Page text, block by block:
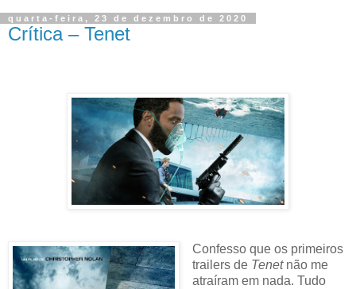
quarta-feira, 23 de dezembro de 2020
Crítica – Tenet
Confesso que os primeiros
trailers de Tenet não me
atraíram em nada. Tudo